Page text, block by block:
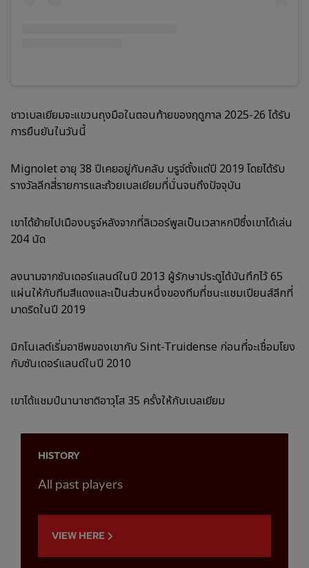
ชาวเบลเยียมจะแขวนถุงมือในตอนท้ายของฤดูกาล 2025-26 ได้รับ
การยืนยันในวันนี้
Mignolet อายุ 38 ปีเคยอยู่กับคลับ บรูจ์ตั้งแต่ปี 2019 โดยได้รับ
รางวัลลีกสี่รายการและถ้วยเบลเยียมที่นั่นจนถึงปัจจุบัน
เขาได้ย้ายไปเมืองบรูจ์หลังจากที่ลิเวอร์พูลเป็นเวลาหกปีซึ่งเขาได้เล่น
204 นัด
ลงนามจากซันเดอร์แลนด์ในปี 2013 ผู้รักษาประตูได้บันทึกไว้ 65
แผ่นให้กับทีมสีแดงและเป็นส่วนหนึ่งของทีมที่ชนะแชมเปียนส์ลีกที่
มาดริดในปี 2019
มิกโนเลต์เริ่มอาชีพของเขากับ Sint-Truidense ก่อนที่จะเชื่อมโยง
กับซันเดอร์แลนด์ในปี 2010
เขาได้แชมป์นานาชาติอาวุโส 35 ครั้งให้กับเบลเยียม
HISTORY
All past players
VIEW HERE